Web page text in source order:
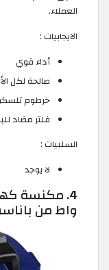
العملاء.
الايجابيات :
أداء قوي
صالحة لكل
خرطوم
فلتر مضاد
السلبيات :
لا يوجد
واط من